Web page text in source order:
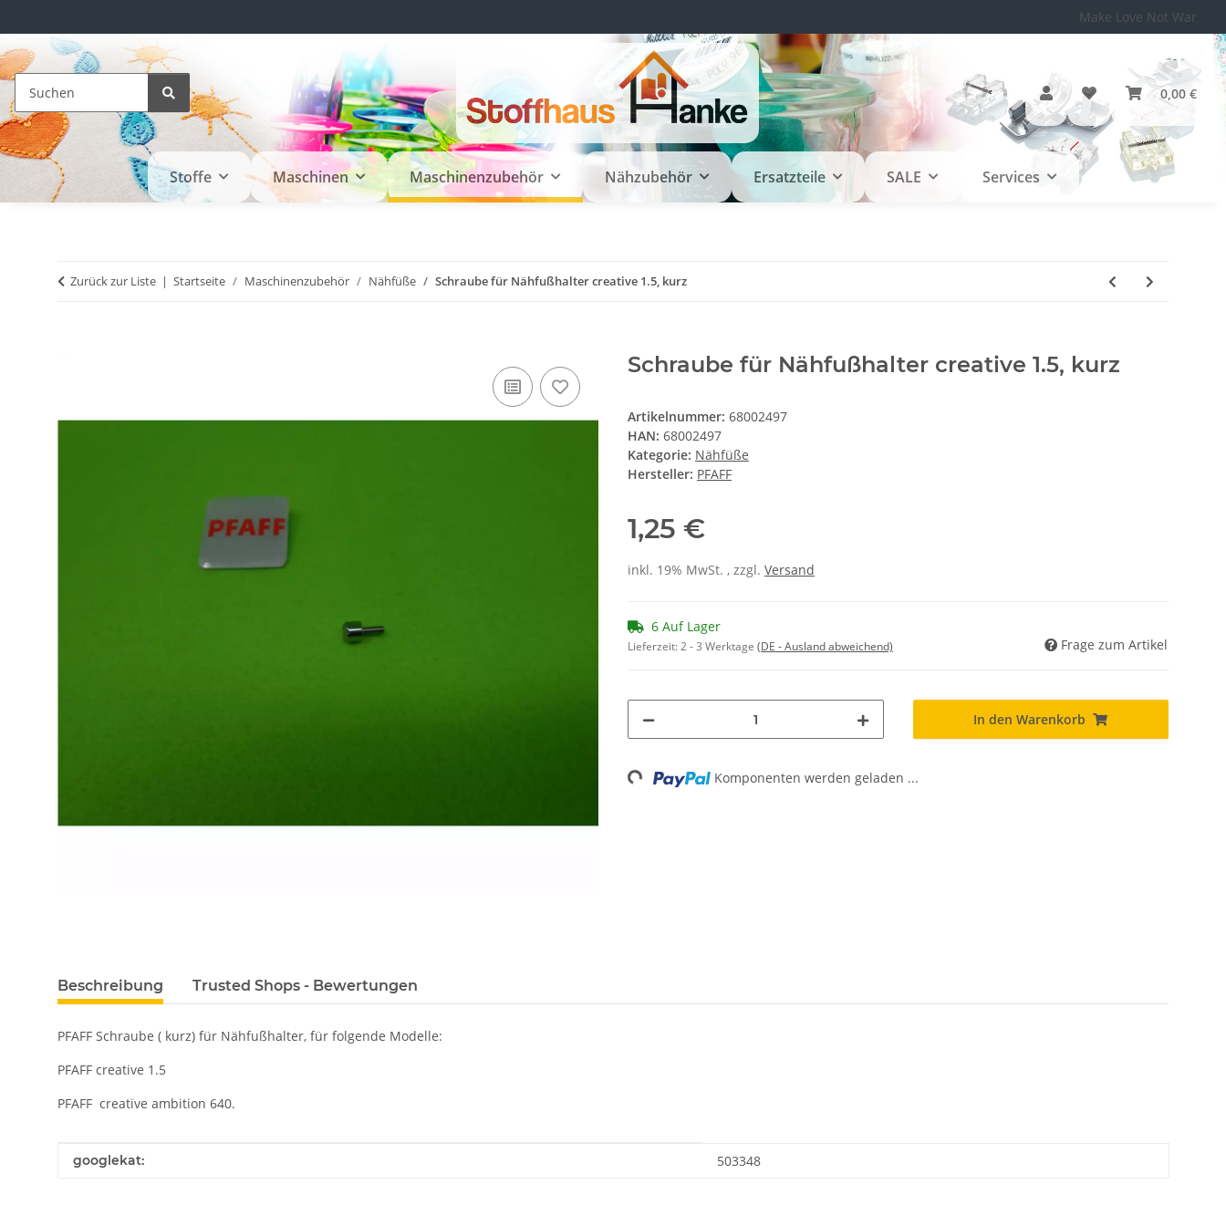
Make Love Not War
0,00 €
Stoffe Maschinen Maschinenzubehör Nähzubehör Ersatzteile SALE Services
Zurück zur Liste Startseite Maschinenzubehör Nähfüße Schraube für Nähfußhalter creative 1.5, kurz
Schraube für Nähfußhalter creative 1.5, kurz
Artikelnummer: 68002497
HAN: 68002497
Kategorie: Nähfüße
Hersteller: PFAFF
1,25 €
inkl. 19% MwSt. , zzgl. Versand
6 Auf Lager
Lieferzeit:2 - 3 Werktage (DE - Ausland abweichend) Frage zum Artikel
In den Warenkorb
Loading... Komponenten werden geladen ...
Beschreibung Trusted Shops - Bewertungen
PFAFF Schraube ( kurz) für Nähfußhalter, für folgende Modelle:
PFAFF creative 1.5
PFAFF creative ambition 640.
Produkteigenschaft
Wert
googlekat: 503348